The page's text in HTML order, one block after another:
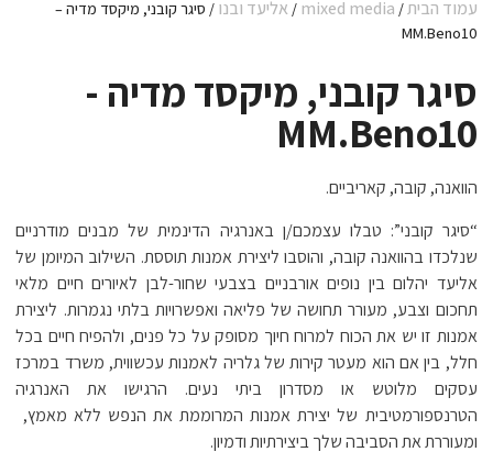
עמוד הבית/
mixed media
/ אליעד ובנו / סיגר קובני, מיקסד מדיה –
MM.Beno10
סיגר קובני, מיקסד מדיה -
MM.Beno10
הוואנה, קובה, קאריביים.
“סיגר קובני”: טבלו עצמכם/ן באנרגיה הדינמית של מבנים מודרניים
שנלכדו בהוואנה קובה, והוסבו ליצירת אמנות תוססת. השילוב המיומן של
אליעד יהלום בין נופים אורבניים בצבעי שחור-לבן לאיורים חיים מלאי
תחכום וצבע, מעורר תחושה של פליאה ואפשרויות בלתי נגמרות. ליצירת
אמנות זו יש את הכוח למרוח חיוך מסופק על כל פנים, ולהפיח חיים בכל
חלל, בין אם הוא מעטר קירות של גלריה לאמנות עכשווית, משרד במרכז
עסקים מלוטש או מסדרון ביתי נעים. הרגישו את האנרגיה
הטרנספורמטיבית של יצירת אמנות המרוממת את הנפש ללא מאמץ,
ומעוררת את הסביבה שלך ביצירתיות ודמיון.